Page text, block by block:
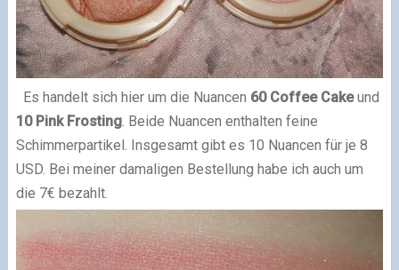
Es handelt sich hier um die Nuancen 60 Coffee Cakeund
10 Pink Frosting. Beide Nuancen enthalten feine
Schimmerpartikel. Insgesamt gibt es 10 Nuancen für je 8
USD. Bei meiner damaligen Bestellung habe ich auch um
die 7€ bezahlt.